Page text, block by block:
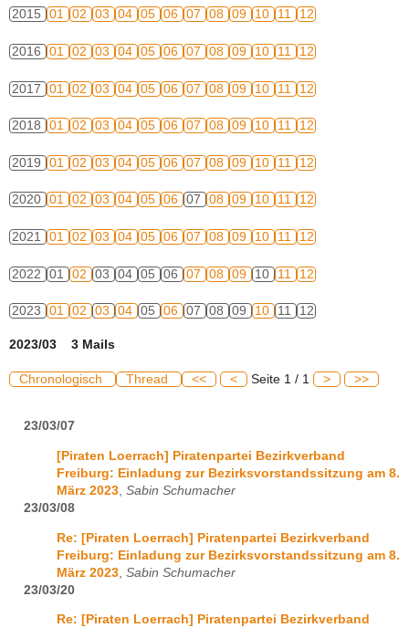
2015 01 02 03 04 05 06 07 08 09 10 11 12
2016 01 02 03 04 05 06 07 08 09 10 11 12
2017 01 02 03 04 05 06 07 08 09 10 11 12
2018 01 02 03 04 05 06 07 08 09 10 11 12
2019 01 02 03 04 05 06 07 08 09 10 11 12
2020 01 02 03 04 05 06 07 08 09 10 11 12
2021 01 02 03 04 05 06 07 08 09 10 11 12
2022 01 02 03 04 05 06 07 08 09 10 11 12
2023 01 02 03 04 05 06 07 08 09 10 11 12
2023/03 3 Mails
Chronologisch Thread << < Seite 1 / 1 > >>
23/03/07
[Piraten Loerrach] Piratenpartei Bezirkverband
Freiburg: Einladung zur Bezirksvorstandssitzung am 8.
März 2023 Sabin Schumacher
23/03/08
Re: [Piraten Loerrach] Piratenpartei Bezirkverband
Freiburg: Einladung zur Bezirksvorstandssitzung am 8.
März 2023 Sabin Schumacher
23/03/20
Re: [Piraten Loerrach] Piratenpartei Bezirkverband